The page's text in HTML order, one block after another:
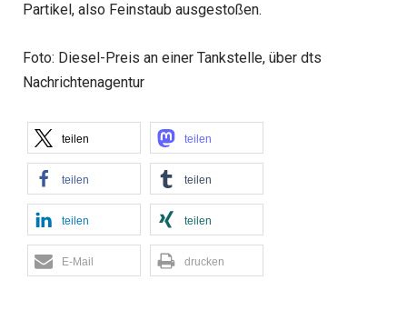
Partikel, also Feinstaub ausgestoßen.
Foto: Diesel-Preis an einer Tankstelle, über dts
Nachrichtenagentur
teilen teilen
teilen teilen
teilen teilen
E-Mail drucken